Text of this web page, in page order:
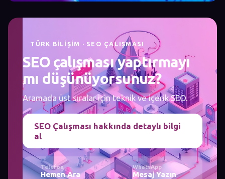
TÜRK BILIŞIM · SEO ÇALIŞMASI
SEO çalışması yaptırmayı
mı düşünüyorsunuz?
Aramada üst sıralar için teknik ve içerik SEO.
SEO Çalışması hakkında detaylı bilgi
al
Telefon
Hemen Ara
WhatsApp
Mesaj Yazın